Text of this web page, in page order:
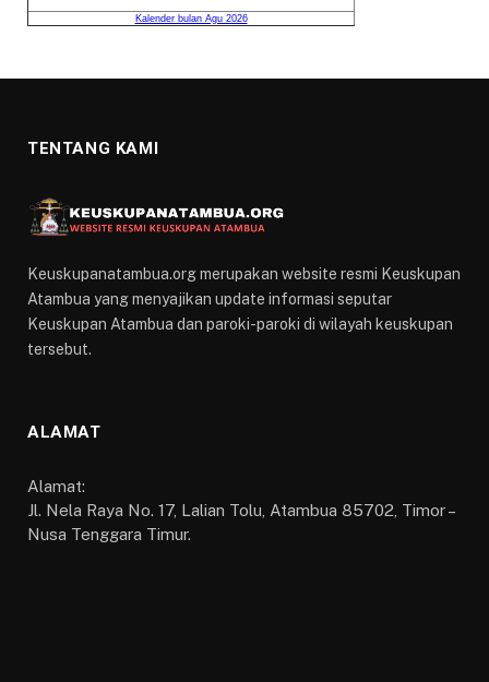
TENTANG KAMI
Keuskupanatambua.org merupakan website resmi Keuskupan
Atambua yang menyajikan update informasi seputar
Keuskupan Atambua dan paroki-paroki di wilayah keuskupan
tersebut.
ALAMAT
Alamat:
Jl. Nela Raya No. 17, Lalian Tolu, Atambua 85702, Timor –
Nusa Tenggara Timur.